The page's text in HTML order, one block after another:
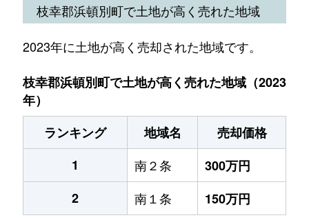
枝幸郡浜頓別町で土地が高く売れた地域
2023年に土地が高く売却された地域です。
枝幸郡浜頓別町で土地が高く売れた地域（2023
年）
ランキング
地域名
売却価格
1
南２条
300万円
2
南１条 150万円